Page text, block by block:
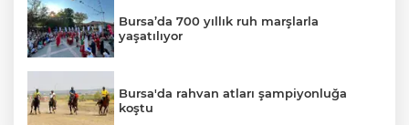
Bursa’da 700 yıllık ruh marşlarla
yaşatılıyor
Bursa'da rahvan atları şampiyonluğa
koştu